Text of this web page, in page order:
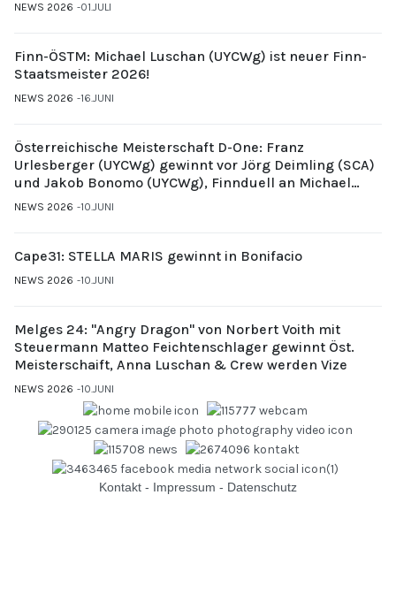
NEWS 2026 01.JULI
Finn-ÖSTM: Michael Luschan (UYCWg) ist neuer Finn-
Staatsmeister 2026!
NEWS 2026 16.JUNI
Österreichische Meisterschaft D-One: Franz
Urlesberger (UYCWg) gewinnt vor Jörg Deimling (SCA)
und Jakob Bonomo (UYCWg), Finnduell an Michael
Gubi (UYCMo)
NEWS 2026 10.JUNI
Cape31: STELLA MARIS gewinnt in Bonifacio
NEWS 2026 10.JUNI
Melges 24: "Angry Dragon" von Norbert Voith mit
Steuermann Matteo Feichtenschlager gewinnt Öst.
Meisterschaift, Anna Luschan & Crew werden Vize
NEWS 2026 10.JUNI
Kontakt - Impressum - Datenschutz